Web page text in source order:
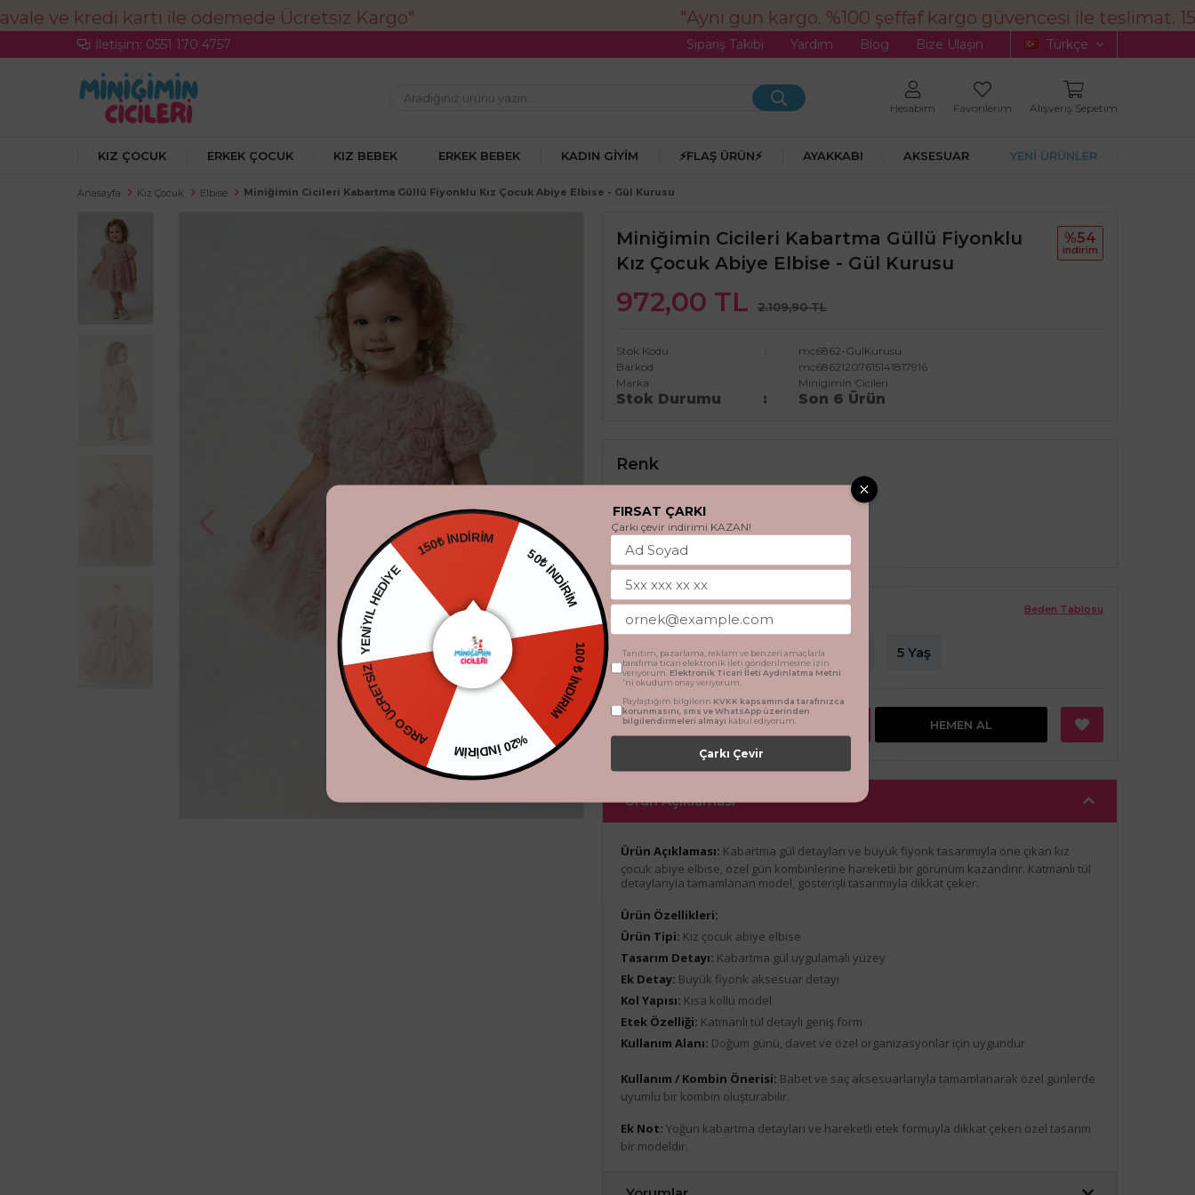
"Aynı gün kargo. %100 şeffaf kargo güvencesi ile teslimat.
İletişim: 0551 170 4757 Sipariş Takibi Yardım Blog Bize Ulaşın Türkçe
Hesabım Favorilerim Alışveriş Sepetim
KIZ ÇOCUK ERKEK ÇOCUK KIZ BEBEK ERKEK BEBEK KADIN GIYIM ⚡FLAŞ ÜRÜN⚡ AYAKKABI AKSESUAR YENİ ÜRÜNLER
Anasayfa Kız Çocuk Elbise Miniğimin Cicileri Kabartma Güllü Fiyonklu Kız Çocuk Abiye Elbise - Gül Kurusu
Miniğimin Cicileri Kabartma Güllü Fiyonklu
Kız Çocuk Abiye Elbise - Gül Kurusu
972,00 TL 2.109,90 TL
%54
i̇ndi̇ri̇m
Stok Kodu
mc6862-GulKurusu
Barkod
mc68621207615141817916
Marka
Minigimin Cicileri
Stok Durumu Son 6 Ürün
Renk
Beden Tablosu
Beden
1 Yaş 2 Yaş 3 Yaş 5 Yaş
SEPETE EKLE HEMEN AL
Ürün Açıklaması
Ürün Açıklaması: Kabartma gül detayları ve büyük fiyonk tasarımıyla öne çıkan kız
çocuk abiye elbise, özel gün kombinlerine hareketli bir görünüm kazandırır. Katmanlı tül
detaylarıyla tamamlanan model, gösterişli tasarımıyla dikkat çeker.
Ürün Özellikleri:
Ürün Tipi: Kız çocuk abiye elbise
Tasarım Detayı: Kabartma gül uygulamalı yüzey
Ek Detay: Büyük fiyonk aksesuar detayı
Kol Yapısı: Kısa kollu model
Etek Özelliği: Katmanlı tül detaylı geniş form
Kullanım Alanı: Doğum günü, davet ve özel organizasyonlar için uygundur
Kullanım / Kombin Önerisi: Babet ve saç aksesuarlarıyla tamamlanarak özel günlerde
uyumlu bir kombin oluşturabilir.
Ek Not: Yoğun kabartma detayları ve hareketli etek formuyla dikkat çeken özel tasarım
bir modeldir.
150₺ İNDİRİM
50₺ İNDİRİM
100 ₺ İNDİRİM
%20 İNDİRİM
KARGO ÜCRETSİZ
YENİYIL HEDİYE
FIRSAT ÇARKI
Çarkı çevir indirimi KAZAN!
Tanıtım, pazarlama, reklam ve benzeri amaçlarla
tarafıma ticari elektronik ileti gönderilmesine izin
veriyorum. Elektronik Ticari İleti Aydınlatma Metni
'ni okudum onay veriyorum.
Paylaştığım bilgilerin KVKK kapsamında tarafınızca
korunmasını, sms ve WhatsApp üzerinden
bilgilendirmeleri almayı kabul ediyorum.
Çarkı Çevir